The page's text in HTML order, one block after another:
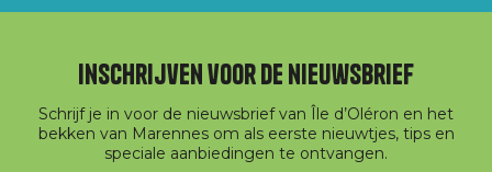
Inschrijven voor de nieuwsbrief
Schrijf je in voor de nieuwsbrief van Île d’Oléron en het
bekken van Marennes om als eerste nieuwtjes, tips en
speciale aanbiedingen te ontvangen.